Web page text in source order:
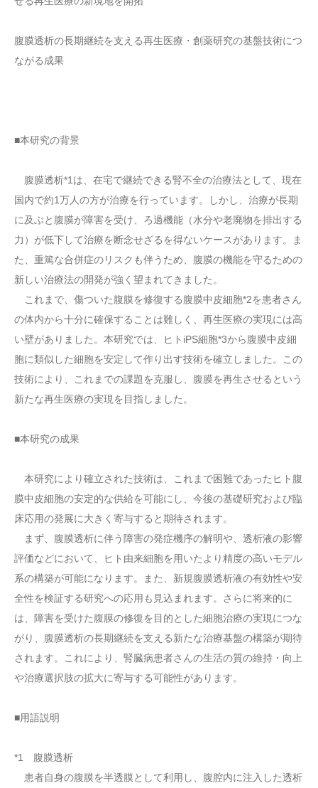
腹膜透析の長期継続を支える再生医療・創薬研究の基盤技術につ
ながる成果
■本研究の背景
腹膜透析*1は、在宅で継続できる腎不全の治療法として、現在
国内で約1万人の方が治療を行っています。しかし、治療が長期
に及ぶと腹膜が障害を受け、ろ過機能（水分や老廃物を排出する
力）が低下して治療を断念せざるを得ないケースがあります。ま
た、重篤な合併症のリスクも伴うため、腹膜の機能を守るための
新しい治療法の開発が強く望まれてきました。
これまで、傷ついた腹膜を修復する腹膜中皮細胞*2を患者さん
の体内から十分に確保することは難しく、再生医療の実現には高
い壁がありました。本研究では、ヒトiPS細胞*3から腹膜中皮細
胞に類似した細胞を安定して作り出す技術を確立しました。この
技術により、これまでの課題を克服し、腹膜を再生させるという
新たな再生医療の実現を目指しました。
■本研究の成果
本研究により確立された技術は、これまで困難であったヒト腹
膜中皮細胞の安定的な供給を可能にし、今後の基礎研究および臨
床応用の発展に大きく寄与すると期待されます。
まず、腹膜透析に伴う障害の発症機序の解明や、透析液の影響
評価などにおいて、ヒト由来細胞を用いたより精度の高いモデル
系の構築が可能になります。また、新規腹膜透析液の有効性や安
全性を検証する研究への応用も見込まれます。さらに将来的に
は、障害を受けた腹膜の修復を目的とした細胞治療の実現につな
がり、腹膜透析の長期継続を支える新たな治療基盤の構築が期待
されます。これにより、腎臓病患者さんの生活の質の維持・向上
や治療選択肢の拡大に寄与する可能性があります。
■用語説明
*1 腹膜透析
患者自身の腹膜を半透膜として利用し、腹腔内に注入した透析